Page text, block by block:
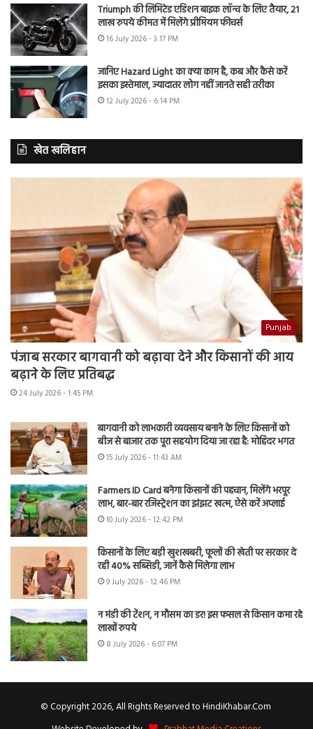
Triumph की लिमिटेड एडिशन बाइक लॉन्च के लिए तैयार, 21
लाख रुपये कीमत में मिलेंगे प्रीमियम फीचर्स
16 July 2026 - 3:17 PM
जानिए Hazard Light का क्या काम है, कब और कैसे करें
इसका इस्तेमाल, ज्यादातर लोग नहीं जानते सही तरीका
12 July 2026 - 6:14 PM
खेत खलिहान
Punjab
पंजाब सरकार बागवानी को बढ़ावा देने और किसानों की आय
बढ़ाने के लिए प्रतिबद्ध
24 July 2026 - 1:45 PM
बागवानी को लाभकारी व्यवसाय बनाने के लिए किसानों को
बीज से बाजार तक पूरा सहयोग दिया जा रहा है: मोहिंदर भगत
15 July 2026 - 11:43 AM
Farmers ID Card बनेगा किसानों की पहचान, मिलेंगे भरपूर
लाभ, बार-बार रजिस्ट्रेशन का झंझट खत्म, ऐसे करें अप्लाई
10 July 2026 - 12:42 PM
किसानों के लिए बड़ी खुशखबरी, फूलों की खेती पर सरकार दे
रही 40% सब्सिडी, जानें कैसे मिलेगा लाभ
9 July 2026 - 12:46 PM
न मंडी की टेंशन, न मौसम का डर! इस फसल से किसान कमा रहे
लाखों रुपये
8 July 2026 - 6:07 PM
© Copyright 2026, All Rights Reserved to HindiKhabar.Com